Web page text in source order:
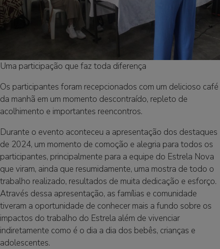
Uma participação que faz toda diferença
Os participantes foram recepcionados com um delicioso café
da manhã em um momento descontraído, repleto de
acolhimento e importantes reencontros.
Durante o evento aconteceu a apresentação dos destaques
de 2024, um momento de comoção e alegria para todos os
participantes, principalmente para a equipe do Estrela Nova
que viram, ainda que resumidamente, uma mostra de todo o
trabalho realizado, resultados de muita dedicação e esforço.
Através dessa apresentação, as famílias e comunidade
tiveram a oportunidade de conhecer mais a fundo sobre os
impactos do trabalho do Estrela além de vivenciar
indiretamente como é o dia a dia dos bebês, crianças e
adolescentes.